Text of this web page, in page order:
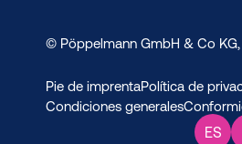
ES
© Pöppelmann GmbH & Co
Pie de imprentaPolítica de
Condiciones generales